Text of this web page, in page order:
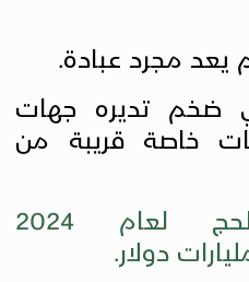
يعد مجرد عبادة.
ضخم تديره جهات
خاصة قريبة من
إيرادات الحج لعام 2024
دولار.